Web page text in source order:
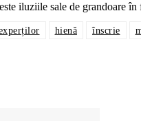
iluziile sale de grandoare
hienă înscrie